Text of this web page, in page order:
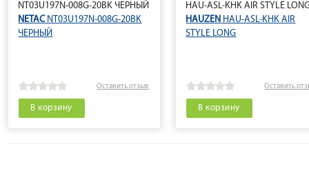
NT03U197N-008G-20BK ЧЕРНЫЙ
NETACNT03U197N-008G-20BK
ЧЕРНЫЙ
Оставить отзыв
В корзину
HAU-ASL-KHK AIR STYLE
HAUZEN HAU-ASL-KHK AIR
STYLE LONG
Оставить
В корзину